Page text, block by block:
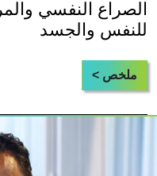
الصراع النفسي
للنفس والجسد
ملخص >